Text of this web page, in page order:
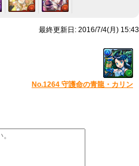
最終更新日: 2016/7/4(月) 15:43
No.1264 守護命の青龍・カリン